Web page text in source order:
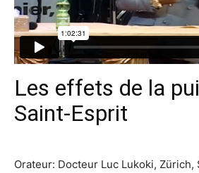
Les effets de la
Saint-Esprit
Orateur: Docteur Luc Lukoki, Zürich,